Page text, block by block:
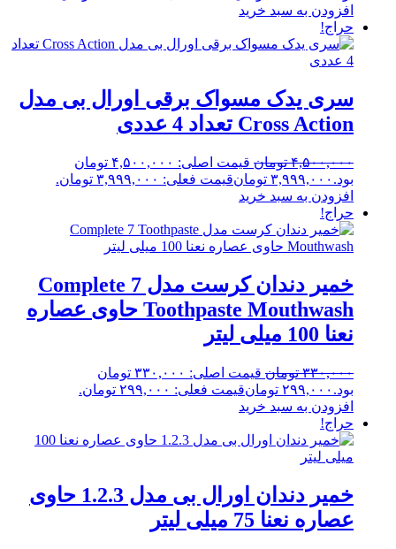
افزودن به سبد خرید
حراج!
سری یدک مسواک برقی اورال بی مدل
Cross Action تعداد 4 عددی
۴,۵۰۰,۰۰۰ تومان
قیمت اصلی: ۴,۵۰۰,۰۰۰ تومان
بود. ۳,۹۹۹,۰۰۰ تومانقیمت فعلی: ۳,۹۹۹,۰۰۰ تومان.
افزودن به سبد خرید
حراج!
خمیر دندان کرست مدل Complete 7
Toothpaste Mouthwash حاوی عصاره
نعنا 100 میلی لیتر
۳۳۰,۰۰۰ تومان
قیمت اصلی: ۳۳۰,۰۰۰ تومان
بود. ۲۹۹,۰۰۰ تومانقیمت فعلی: ۲۹۹,۰۰۰ تومان.
افزودن به سبد خرید
حراج!
خمیر دندان اورال بی مدل 1.2.3 حاوی
عصاره نعنا 75 میلی لیتر